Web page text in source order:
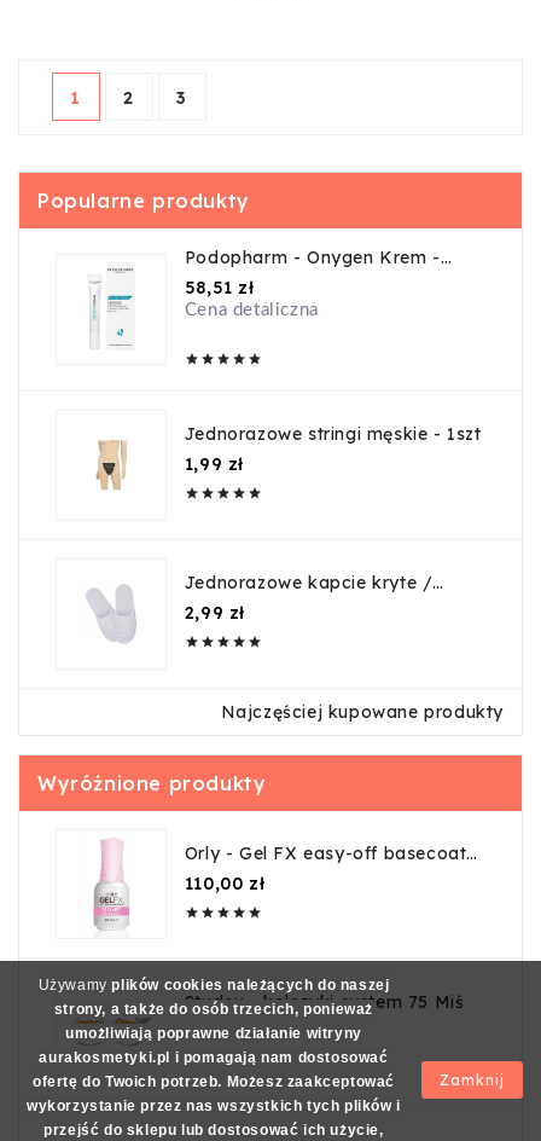
1 2 3
Popularne produkty
Podopharm - Onygen Krem -
20ml
58,51 złCena
Cena detaliczna
    
Jednorazowe stringi męskie - 1szt
1,99 zł
    
Jednorazowe kapcie kryte /
guma
2,99 zł
    
Najczęściej kupowane produkty
Wyróżnione produkty
Orly - Gel FX easy-off basecoat
18ml
110,00 złCena
    
Studex - kolczyki system 75 Miś
48,01 złCena

Używamy plików cookies należących do naszej
strony, a także do osób trzecich, ponieważ
umożliwiają poprawne działanie witryny
aurakosmetyki.pl i pomagają nam dostosować
ofertę do Twoich potrzeb. Możesz zaakceptować
wykorzystanie przez nas wszystkich tych plików i
przejść do sklepu lub dostosować ich użycie,
Zamknij